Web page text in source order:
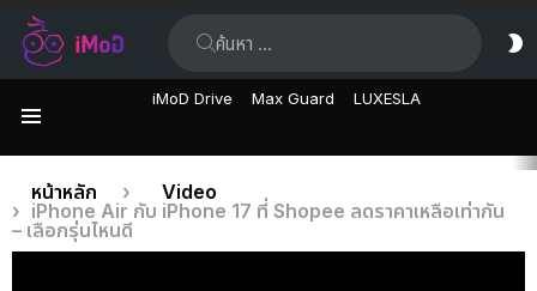
iMoD Drive Max Guard LUXESLA
เรื่อง
ล่าสุด
คุณอยู่ที่นี่:
หน้าหลัก
Video
iPhone Air กับ iPhone 17 ที่ Shopee ลดราคาเหลือเท่ากัน
– เลือกรุ่นไหนดี